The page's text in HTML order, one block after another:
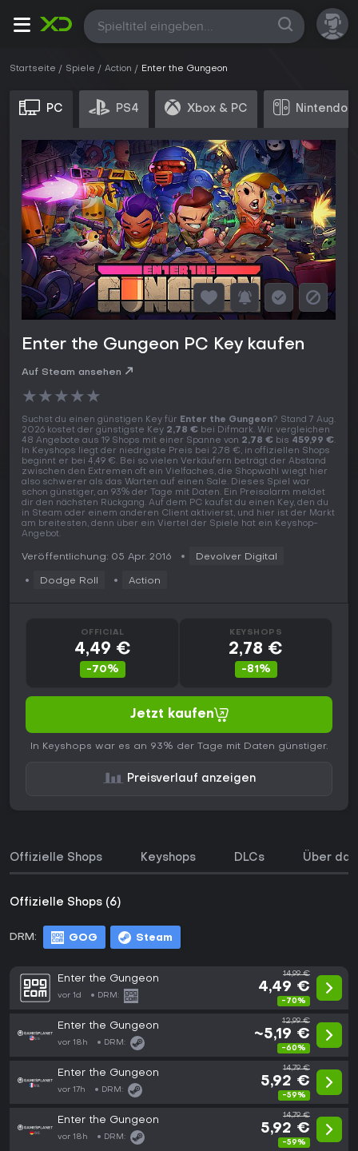
Alle
Startseite Spiele Action Enter the Gungeon
PC PS4 Xbox & PC Nintendo
Enter the Gungeon PC Key kaufen
Auf Steam ansehen
★★★★★
Suchst du einen günstigen Key für Enter the Gungeon? Stand 7 Aug.
2026 kostet der günstigste Key 2,78 € bei Difmark. Wir vergleichen
48 Angebote aus 19 Shops mit einer Spanne von 2,78 € bis 459,99 €.
In Keyshops liegt der niedrigste Preis bei 2,78 €, in offiziellen Shops
beginnt er bei 4,49 €. Bei so vielen Verkäufern beträgt der Abstand
zwischen den Extremen oft ein Vielfaches, die Shopwahl wiegt hier
also schwerer als das Warten auf einen Sale. Dieses Spiel war
schon günstiger, an 93% der Tage mit Daten. Ein Preisalarm meldet
dir den nächsten Rückgang. Auf dem PC kaufst du einen Key, den du
in Steam oder einem anderen Client aktivierst, und hier ist der Markt
am breitesten, denn über ein Viertel der Spiele hat ein Keyshop-
Angebot.
Veröffentlichung: 05 Apr. 2016 Devolver Digital
Dodge Roll Action
OFFICIAL
4,49 €
-70%
KEYSHOPS
2,78 €
-81%
Jetzt kaufen
In Keyshops war es an 93% der Tage mit Daten günstiger.
Preisverlauf anzeigen
Offizielle Shops Keyshops DLCs Über
Offizielle Shops (6)
DRM: GOG Steam
Enter the Gungeon
vor 1d DRM:
14,99 €
4,49 €
-70%
Enter the Gungeon
vor 18h DRM:
12,99 €
~5,19 €
-60%
Enter the Gungeon
vor 17h DRM:
14,79 €
5,92 €
-59%
Enter the Gungeon
vor 18h DRM:
14,79 €
5,92 €
-59%